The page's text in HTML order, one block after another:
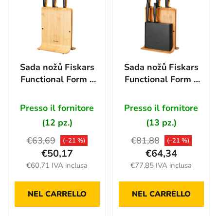
Sada nožů Fiskars
Functional Form v
3 ks - 1057553
Presso il fornitore
(12 pz.)
€60,71 IVA inclusa
€50,17
€63,69 (–21 %)
NEL CARRELLO
Sada nožů Fiskars
Functional Form v
5 ks - 1057552
Presso il fornitore
(13 pz.)
€77,85 IVA inclusa
€64,34
€81,88 (–21 %)
NEL CARRELLO